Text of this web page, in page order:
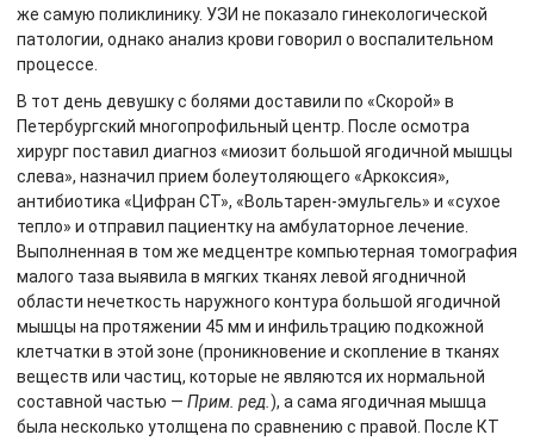
же самую поликлинику. УЗИ не показало гинекологической
патологии, однако анализ крови говорил о воспалительном
процессе.
В тот день девушку с болями доставили по «Скорой» в
Петербургский многопрофильный центр. После осмотра
хирург поставил диагноз «миозит большой ягодичной мышцы
слева», назначил прием болеутоляющего «Аркоксия»,
антибиотика «Цифран СТ», «Вольтарен-эмульгель» и «сухое
тепло» и отправил пациентку на амбулаторное лечение.
Выполненная в том же медцентре компьютерная томография
малого таза выявила в мягких тканях левой ягодничной
области нечеткость наружного контура большой ягодичной
мышцы на протяжении 45 мм и инфильтрацию подкожной
клетчатки в этой зоне (проникновение и скопление в тканях
веществ или частиц, которые не являются их нормальной
составной частью — Прим. ред. ), а сама ягодичная мышца
была несколько утолщена по сравнению с правой. После КТ